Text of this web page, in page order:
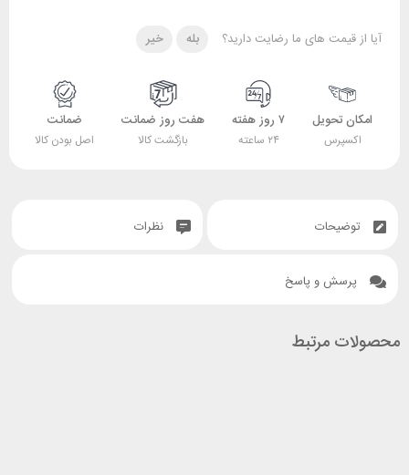
آیا از قیمت های ما رضایت دارید؟ بله خیر
امکان تحویل
اکسپرس
۷ روز هفته
۲۴ ساعته
هفت روز ضمانت
بازگشت کالا
ضمانت
اصل بودن کالا
توضیحات نظرات
پرسش و پاسخ
محصولات مرتبط